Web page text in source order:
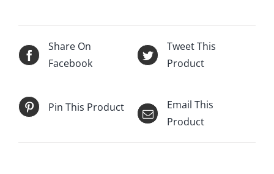
Share On
Facebook
Tweet This
Product
Pin This Product
Email This
Product